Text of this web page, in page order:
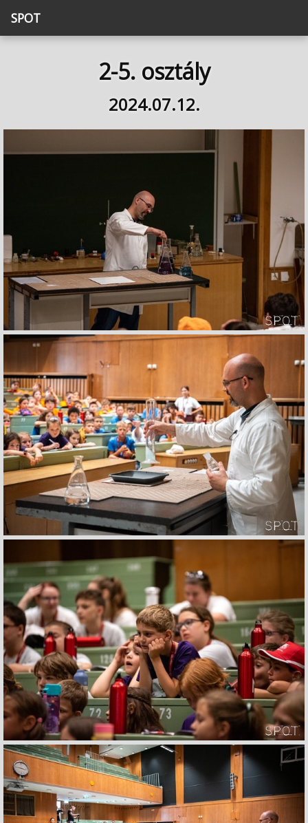
SPOT
2-5. osztály
2024.07.12.